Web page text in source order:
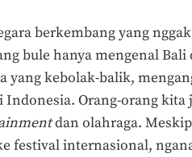
berkembang yang
bule hanya mengenal
yang kebolak-balik,
Indonesia. Orang-orang kita
dan olahraga.
festival internasional,